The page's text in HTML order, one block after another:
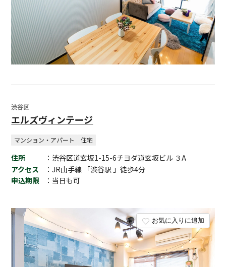
お気に入りに追加
渋谷区
エルズヴィンテージ
マンション・アパート 住宅
住所
：渋谷区道玄坂1-15-6チヨダ道玄坂ビル ３A
アクセス
：JR山手線 「渋谷駅 」徒歩4分
申込期限
：当日も可